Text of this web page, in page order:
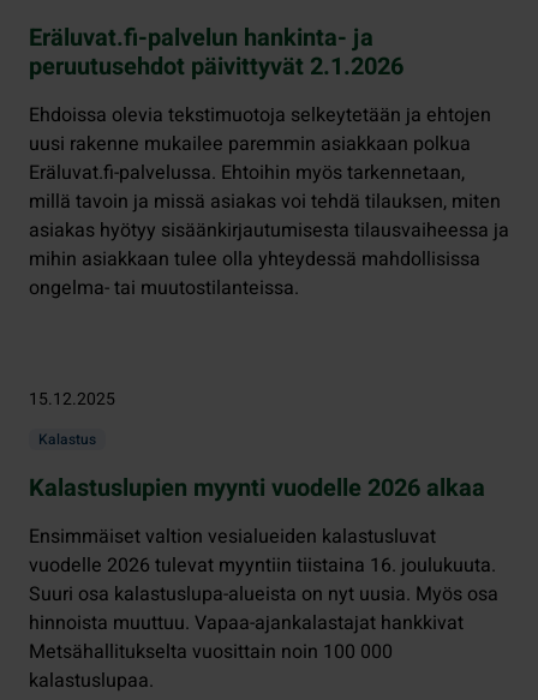
Eräluvat.fi-palvelun hankinta- ja
peruutusehdot päivittyvät 2.1.2026
Ehdoissa olevia tekstimuotoja selkeytetään ja ehtojen
uusi rakenne mukailee paremmin asiakkaan polkua
Eräluvat.fi-palvelussa. Ehtoihin myös tarkennetaan,
millä tavoin ja missä asiakas voi tehdä tilauksen, miten
asiakas hyötyy sisäänkirjautumisesta tilausvaiheessa ja
mihin asiakkaan tulee olla yhteydessä mahdollisissa
ongelma- tai muutostilanteissa.
15.12.2025
Kalastus
Kalastuslupien myynti vuodelle 2026 alkaa
Ensimmäiset valtion vesialueiden kalastusluvat
vuodelle 2026 tulevat myyntiin tiistaina 16. joulukuuta.
Suuri osa kalastuslupa-alueista on nyt uusia. Myös osa
hinnoista muuttuu. Vapaa-ajankalastajat hankkivat
Metsähallitukselta vuosittain noin 100 000
kalastuslupaa.